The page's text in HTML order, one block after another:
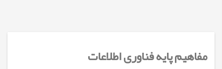
مفاهیم پایه فناوری اطلاعات